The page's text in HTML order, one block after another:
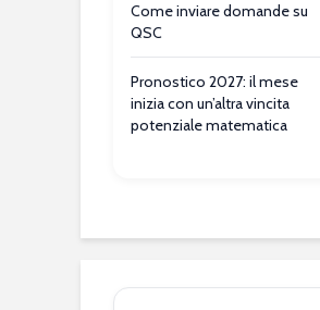
Come inviare domande su
QSC
Pronostico 2027: il mese
inizia con un’altra vincita
potenziale matematica